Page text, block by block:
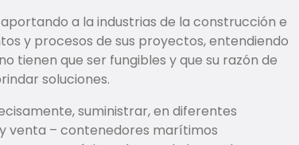
a la industrias de la construcción e
y procesos de sus proyectos, entendiendo
tienen que ser fungibles y que su razón de
soluciones.
suministrar, en diferentes
venta – contenedores marítimos